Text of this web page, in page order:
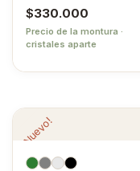
$330.000
Precio de la montura ·
cristales aparte
¡Nuevo!